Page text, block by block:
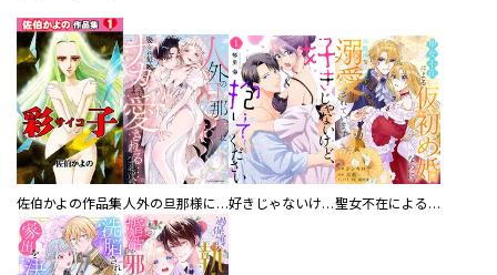
佐伯かよの作品集 人外の旦那様に娶られ毎晩ナカまで愛される…。アンソロジー 好きじゃないけど、抱いてください【電子単行本版／特典おまけ付き】 聖女不在による仮初め婚なのに、不器用な王太子に溺愛されています【電子単行本版／特典おまけ付き】